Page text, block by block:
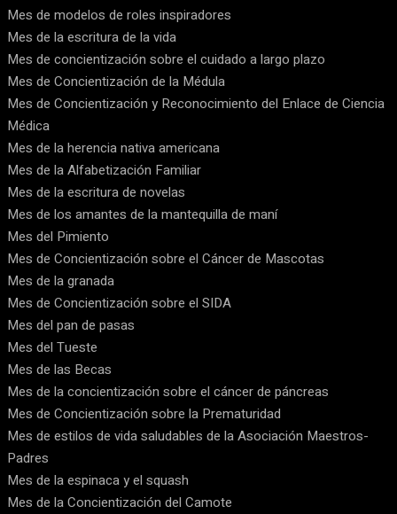
Mes de modelos de roles inspiradores
Mes de la escritura de la vida
Mes de concientización sobre el cuidado a largo plazo
Mes de Concientización de la Médula
Mes de Concientización y Reconocimiento del Enlace de Ciencia
Médica
Mes de la herencia nativa americana
Mes de la Alfabetización Familiar
Mes de la escritura de novelas
Mes de los amantes de la mantequilla de maní
Mes del Pimiento
Mes de Concientización sobre el Cáncer de Mascotas
Mes de la granada
Mes de Concientización sobre el SIDA
Mes del pan de pasas
Mes del Tueste
Mes de las Becas
Mes de la concientización sobre el cáncer de páncreas
Mes de Concientización sobre la Prematuridad
Mes de estilos de vida saludables de la Asociación Maestros-
Padres
Mes de la espinaca y el squash
Mes de la Concientización del Camote